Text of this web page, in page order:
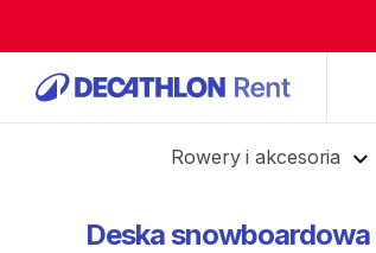
Rowery i akcesoria
Deskasnowboardowa